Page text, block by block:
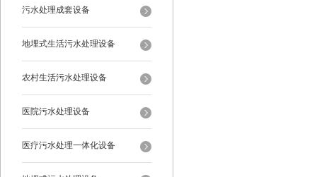
污水处理成套设备
地埋式生活污水处理设备
农村生活污水处理设备
医院污水处理设备
医疗污水处理一体化设备